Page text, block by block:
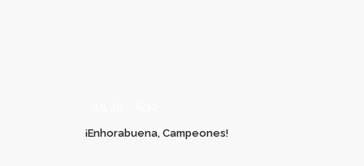
¡Enhorabuena, Campeones!